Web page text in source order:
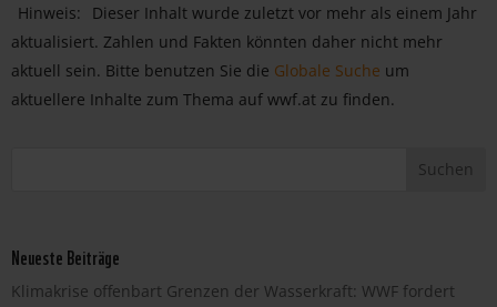
Hinweis:
Dieser Inhalt wurde zuletzt vor mehr als einem Jahr
aktualisiert. Zahlen und Fakten könnten daher nicht mehr
aktuell sein. Bitte benutzen Sie die Globale Suche um
aktuellere Inhalte zum Thema auf wwf.at zu finden.
Neueste Beiträge
Klimakrise offenbart Grenzen der Wasserkraft: WWF fordert